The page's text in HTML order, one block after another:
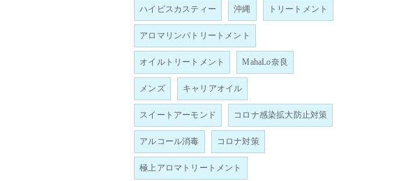
ハイビスカスティー 沖縄 トリートメント
アロマリンパトリートメント
オイルトリートメント MahaLo奈良
メンズ キャリアオイル
スイートアーモンド コロナ感染拡大防止対策
アルコール消毒 コロナ対策
極上アロマトリートメント